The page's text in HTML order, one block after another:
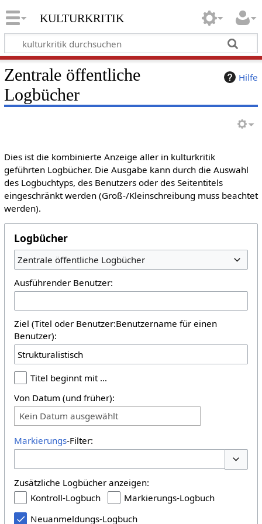
kulturkritik
Hilfe
Zentrale öffentliche
Logbücher
Dies ist die kombinierte Anzeige aller in kulturkritik
geführten Logbücher. Die Ausgabe kann durch die Auswahl
des Logbuchtyps, des Benutzers oder des Seitentitels
eingeschränkt werden (Groß-/Kleinschreibung muss beachtet
werden).
Logbücher
Zentrale öffentliche Logbücher
Ausführender Benutzer:
Ziel (Titel oder Benutzer:Benutzername für einen
Benutzer):
Titel beginnt mit …
Von Datum (und früher):
Kein Datum ausgewählt
Markierungs-Filter:
Zusätzliche Logbücher anzeigen:
Kontroll-Logbuch
Markierungs-Logbuch
Neuanmeldungs-Logbuch